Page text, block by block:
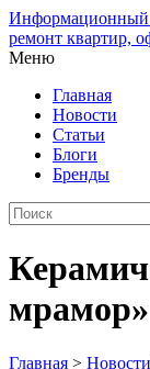
Информационный
ремонт квартир,
Меню
Главная
Новости
Статьи
Блоги
Бренды
мрамор»
Главная > Новости